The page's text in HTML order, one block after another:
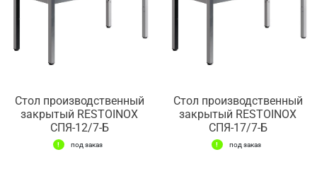
Стол производственный
закрытый RESTOINOX
СПЯ-12/7-Б
под заказ
Стол производственный
закрытый RESTOINOX
СПЯ-17/7-Б
под заказ